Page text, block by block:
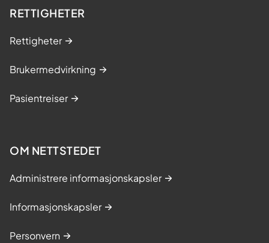
RETTIGHETER
Rettigheter
Brukermedvirkning
Pasientreiser
OM NETTSTEDET
Administrere informasjonskapsler
Informasjonskapsler
Personvern